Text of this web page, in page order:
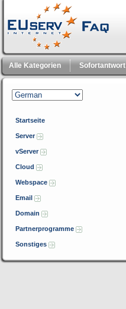
Alle Kategorien Sofortantwort
Startseite
Server
vServer
Cloud
Webspace
Email
Domain
Partnerprogramme
Sonstiges